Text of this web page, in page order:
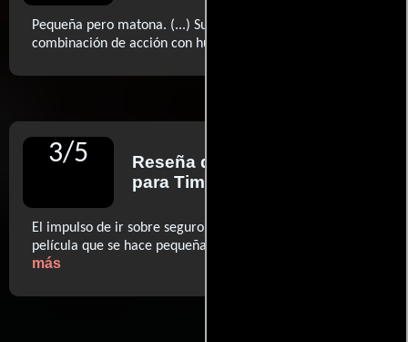
Pequeña pero matona. (...) Su fuerte reside en la
combinación de acción con humor. (...)
3/5 Reseña de
para Time Out
El impulso de ir sobre seguro resulta simbólico en una
película que se hace pequeña ante el desafío. (...)
más